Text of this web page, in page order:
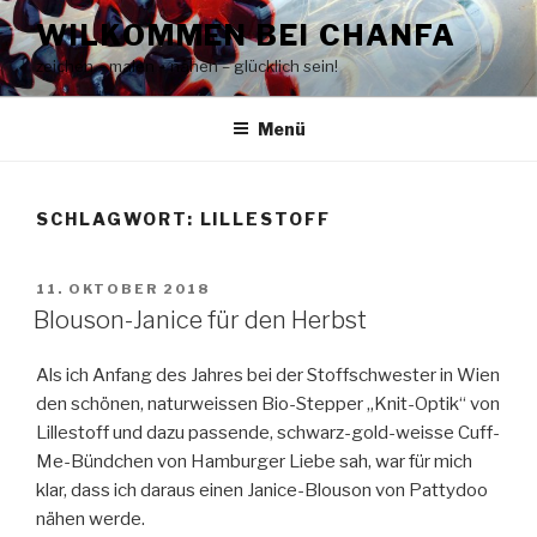
Zum
Inhalt
springen
WILKOMMEN BEI CHANFA
zeichen – malen – nähen – glücklich sein!
Menü
SCHLAGWORT: LILLESTOFF
VERÖFFENTLICHT
AM
11. OKTOBER 2018
Blouson-Janice für den Herbst
Als ich Anfang des Jahres bei der Stoffschwester in Wien
den schönen, naturweissen Bio-Stepper „Knit-Optik“ von
Lillestoff und dazu passende, schwarz-gold-weisse Cuff-
Me-Bündchen von Hamburger Liebe sah, war für mich
klar, dass ich daraus einen Janice-Blouson von Pattydoo
nähen werde.